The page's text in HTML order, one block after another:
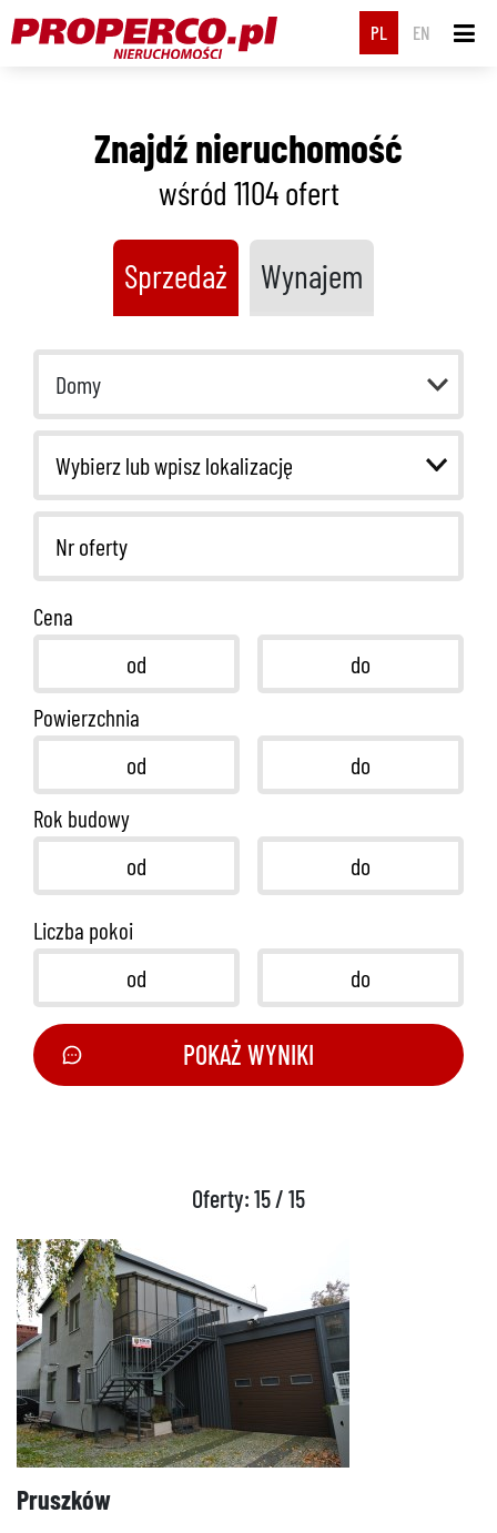
PL EN
Znajdź nieruchomość
wśród 1104ofert
Sprzedaż Wynajem
Domy
Cena
Powierzchnia
Rok budowy
Liczba pokoi
POKAŻ WYNIKI
Oferty: 15 / 15
Pruszków